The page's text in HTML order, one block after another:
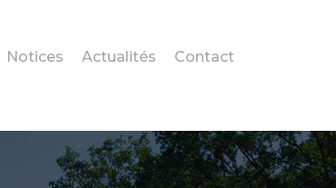
Notices Actualités Contact